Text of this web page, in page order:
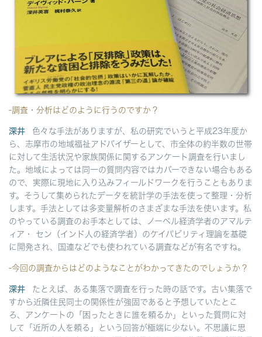
-調査・分析はどのように行うのですか？
深井
色々な手法がありますが、私の研究でいうと平成23年度か
ら、志摩市の地域福祉アドバイザーとして、市全体の約半数の世帯
に対して生活状況や家族関係に関するアンケート調査を行いまし
た。地域によっては同一の質問内容ではカバーできない場合もある
ので、実際に現地に入り込みフィールドワークを行うこともありま
す。そうして集められたデータを統計学の手法を使って整理・分析
します。手法としては多変量解析のさまざまな手法を使います。私
のやっている調査のお手本としては、ノーベル経済学者のアマルテ
ィア・ セン（インド人の経済学者）のケイパビリティ理論を基礎
に開発され、国連などでも使われている調査などが有名ですね。
-今回の調査からはどのようなことがわかってきたのでしょうか？
深井
たとえば、ある集落で調査を行った時の話です。古い集落で
すから近隣住民同士の関係性が強固であると予想していたとこ
ろ、アンケートの「困ったときに誰を頼るか」といった質問に対
して「近所の人を頼る」という回答が極端に少ない。不思議に思